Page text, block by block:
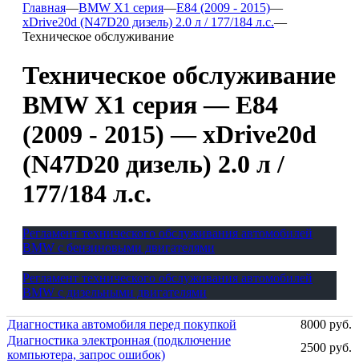
Главная—BMW X1 серия—E84 (2009 - 2015)—
xDrive20d (N47D20 дизель) 2.0 л / 177/184 л.с.—
Техническое обслуживание
Техническое обслуживание
BMW X1 серия — E84
(2009 - 2015) — xDrive20d
(N47D20 дизель) 2.0 л /
177/184 л.с.
Регламент технического обслуживания автомобилей
BMW с бензиновыми двигателями
Регламент технического обслуживания автомобилей
BMW с дизельными двигателями
Диагностика автомобиля перед покупкой
8000 руб.
Диагностика электронная (подключение
компьютера, запрос ошибок)
2500 руб.